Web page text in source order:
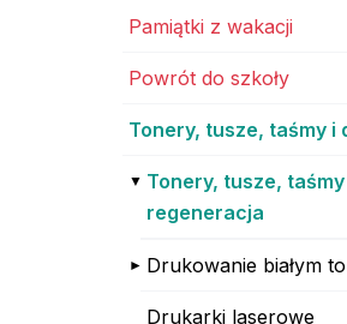
Pamiątki z wakacji
Powrót do szkoły
Tonery, tusze, taśmy i
Tonery, tusze, taśmy
regeneracja
Drukowanie białym
Drukarki laserowe